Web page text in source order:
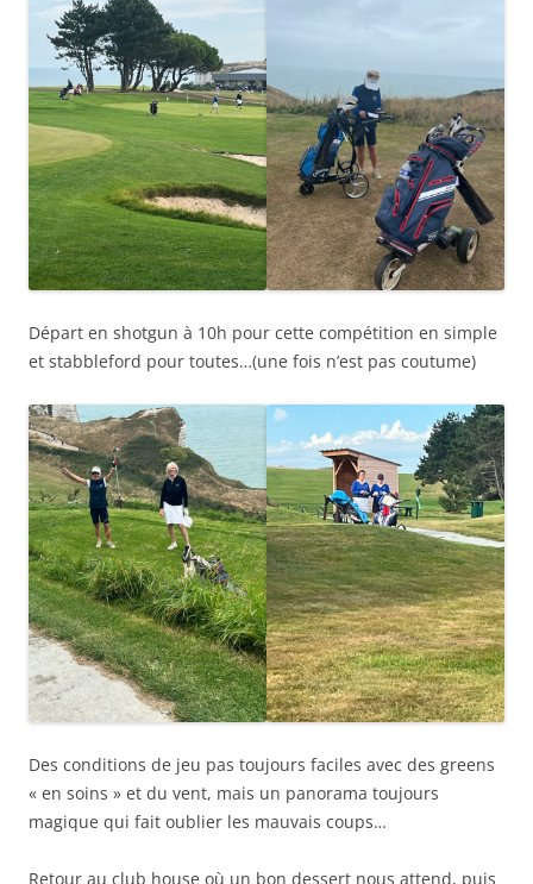
Départ en shotgun à 10h pour cette compétition en simple
et stabbleford pour toutes…(une fois n’est pas coutume)
Des conditions de jeu pas toujours faciles avec des greens
« en soins » et du vent, mais un panorama toujours
magique qui fait oublier les mauvais coups…
Retour au club house où un bon dessert nous attend, puis